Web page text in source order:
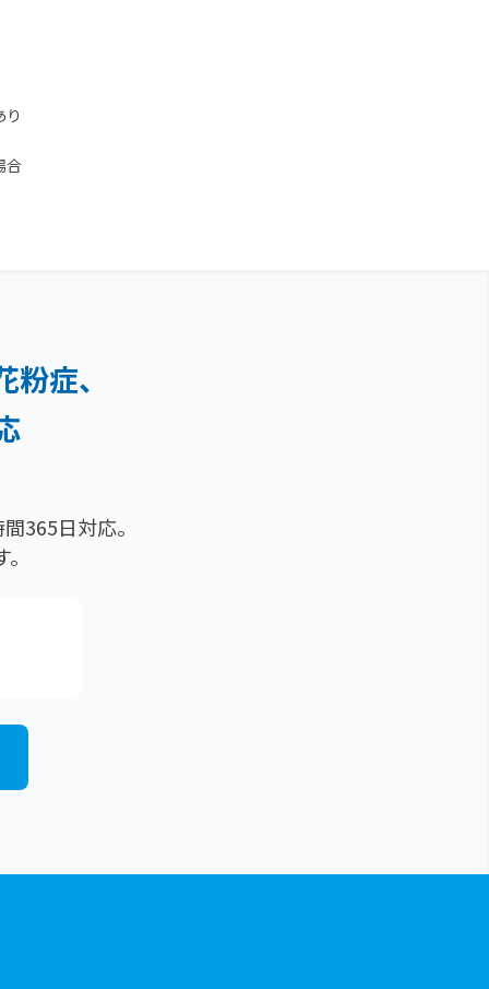
合
症、
365日対応。